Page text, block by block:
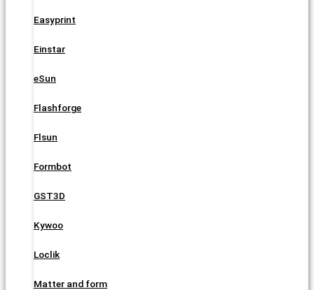
Easyprint
Einstar
eSun
Flashforge
Flsun
Formbot
GST3D
Kywoo
Loclik
Matter and form